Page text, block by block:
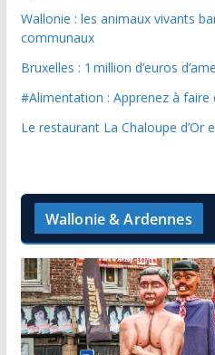
Wallonie : les animaux vivants
communaux
Bruxelles : 1 million d’euros
#Alimentation : Apprenez à
Le restaurant La Chaloupe d’Or
Wallonie & Ardennes